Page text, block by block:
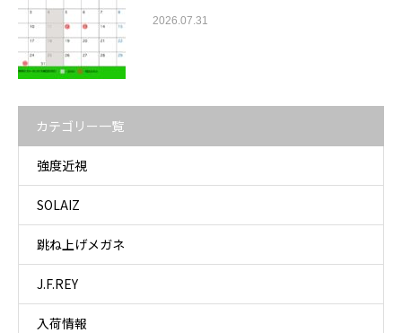
2026.07.31
カテゴリー一覧
強度近視
SOLAIZ
跳ね上げメガネ
J.F.REY
入荷情報